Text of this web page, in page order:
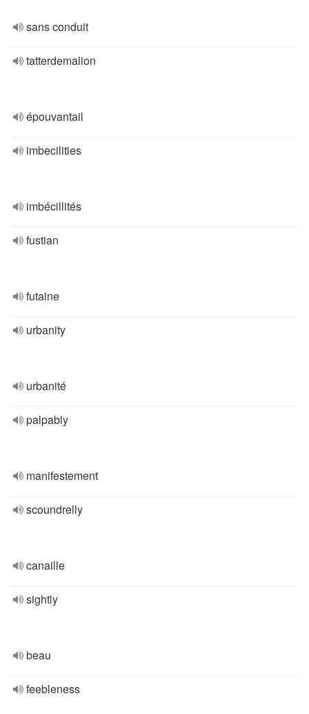
sans conduit
tatterdemalion
épouvantail
imbecilities
imbécillités
fustian
futaine
urbanity
urbanité
palpably
manifestement
scoundrelly
canaille
sightly
beau
feebleness